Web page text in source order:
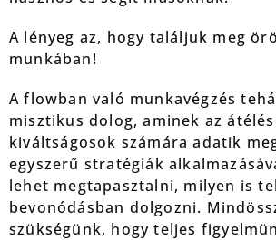
A lényeg az, hogy találjuk meg
munkában!
A flowban való munkavégzés
misztikus dolog, aminek az
kiváltságosok számára adatik
egyszerű stratégiák
lehet megtapasztalni, milyen is
bevonódásban dolgozni.
szükségünk, hogy teljes